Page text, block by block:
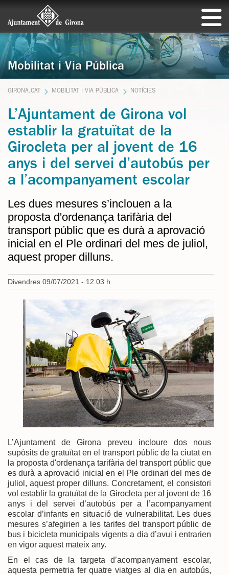
Mobilitat i Via Pública
GIRONA.CAT MOBILITAT I VIA PÚBLICA NOTÍCIES
L’Ajuntament de Girona vol
establir la gratuïtat de la
Girocleta per al jovent de 16
anys i del servei d’autobús per
a l’acompanyament escolar
Les dues mesures s’inclouen a la
proposta d'ordenança tarifària del
transport públic que es durà a aprovació
inicial en el Ple ordinari del mes de juliol,
aquest proper dilluns.
Divendres 09/07/2021 - 12.03 h
L’Ajuntament de Girona preveu incloure dos nous
supòsits de gratuïtat en el transport públic de la ciutat en
la proposta d'ordenança tarifària del transport públic que
es durà a aprovació inicial en el Ple ordinari del mes de
juliol, aquest proper dilluns. Concretament, el consistori
vol establir la gratuïtat de la Girocleta per al jovent de 16
anys i del servei d’autobús per a l’acompanyament
escolar d’infants en situació de vulnerabilitat. Les dues
mesures s’afegirien a les tarifes del transport públic de
bus i bicicleta municipals vigents a dia d’avui i entrarien
en vigor aquest mateix any.
En el cas de la targeta d’acompanyament escolar,
aquesta permetria fer quatre viatges al dia en autobús,